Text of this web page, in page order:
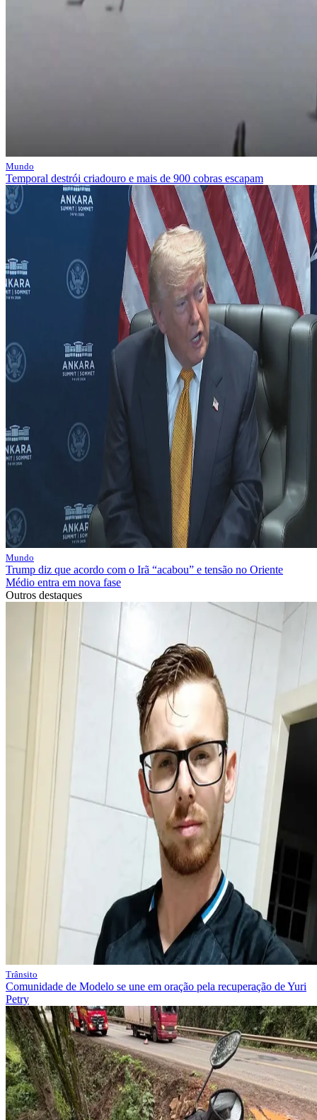
Mundo
Temporal destrói criadouro e mais de 900 cobras escapam
Mundo
Trump diz que acordo com o Irã “acabou” e tensão no Oriente
Médio entra em nova fase
Outros destaques
Trânsito
Comunidade de Modelo se une em oração pela recuperação de Yuri
Petry